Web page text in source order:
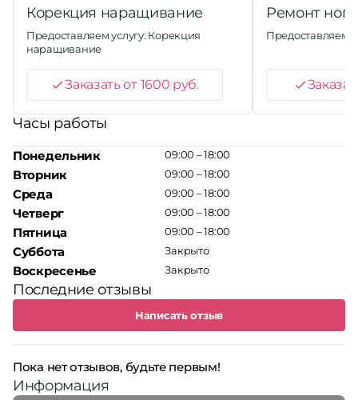
Корекция наращивание
Предоставляем услугу: Корекция
наращивание
Заказать от 1600 руб.
Ремонт
Предоставляем
Часы работы
Понедельник
Вторник
Среда
Четверг
Пятница
Суббота
Воскресенье
09:00 – 18:00
09:00 – 18:00
09:00 – 18:00
09:00 – 18:00
09:00 – 18:00
Закрыто
Закрыто
Последние отзывы
Написать отзыв
Пока нет отзывов, будьте первым!
Информация